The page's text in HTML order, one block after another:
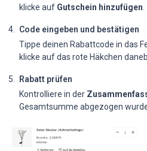
klicke auf Gutschein hinzufügen
Code eingeben und bestätigen
Tippe deinen Rabattcode in das
klicke auf das rote Häkchen
Rabatt prüfen
Kontrolliere in der
Gesamtsumme abgezogen